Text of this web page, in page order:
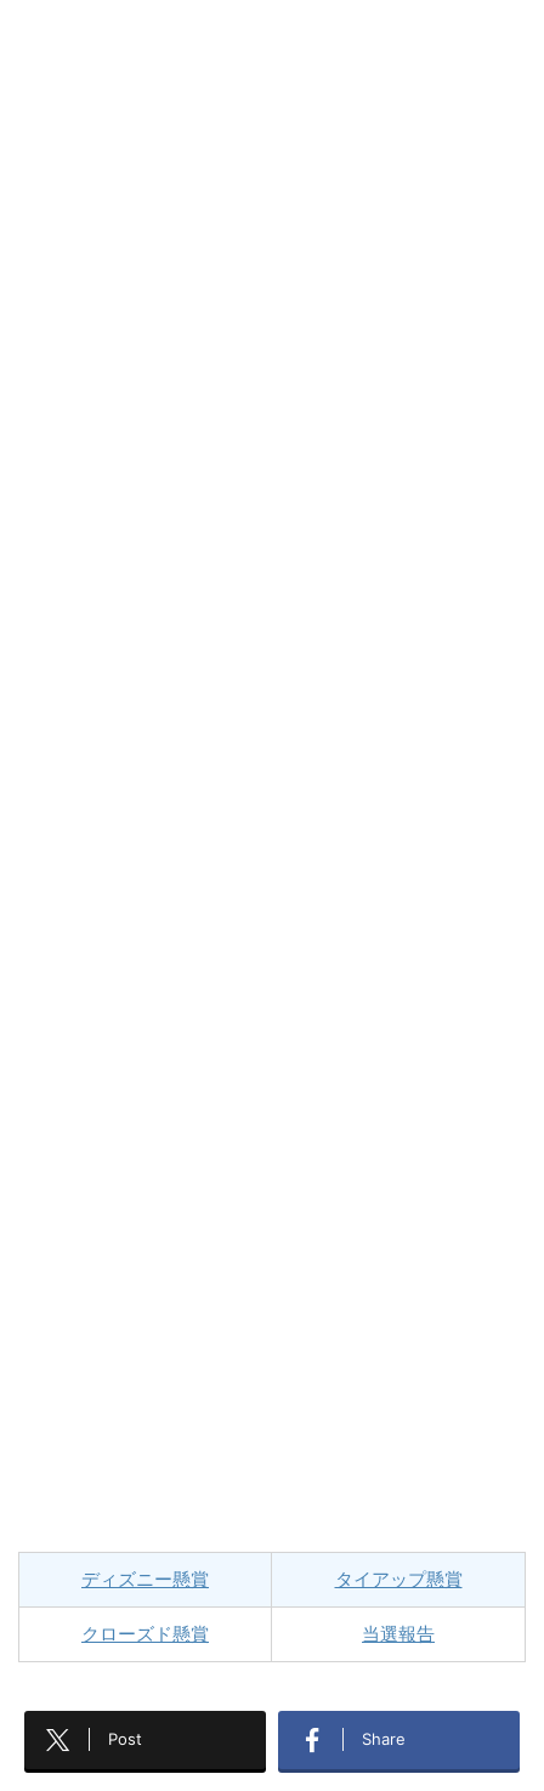
ディズニー懸賞 タイアップ懸賞
クローズド懸賞 当選報告
Post Share